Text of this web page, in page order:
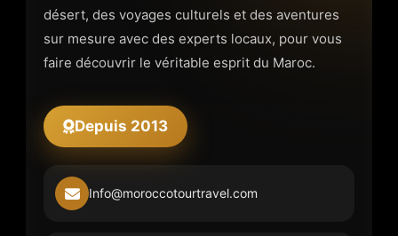
désert, des voyages culturels et des aventures
sur mesure avec des experts locaux, pour vous
faire découvrir le véritable esprit du Maroc.
Depuis 2013
Info@moroccotourtravel.com